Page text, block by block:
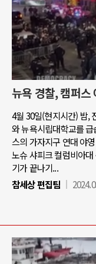
뉴욕 경찰, 캠퍼스
4월 30일(현지시간) 밤,
와 뉴욕시립대학교를
스의 가자지구 연대 야
노슈 샤피크 컬럼비아
기가 끝나기...
참세상 편집팀